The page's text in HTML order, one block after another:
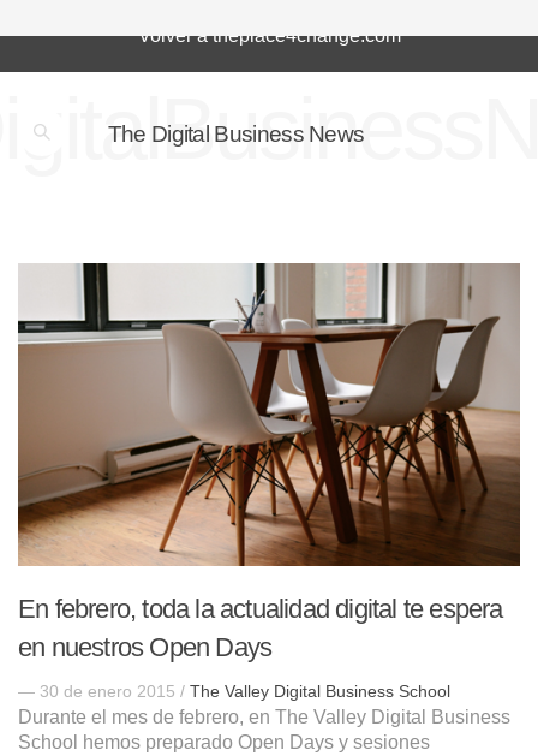
Volver a theplace4change.com
The Digital Business News
En febrero, toda la actualidad digital te espera
en nuestros Open Days
— 30 de enero 2015 / The Valley Digital Business School
Durante el mes de febrero, en The Valley Digital Business
School hemos preparado Open Days y sesiones